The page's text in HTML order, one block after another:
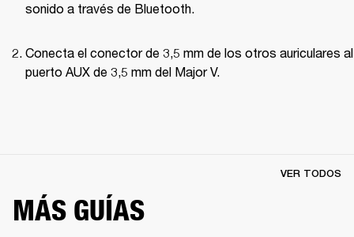
sonido a través de Bluetooth.
Conecta el conector de 3,5 mm de los otros auriculares al
puerto AUX de 3,5 mm del Major V.
MÁS GUÍAS
VER TODOS